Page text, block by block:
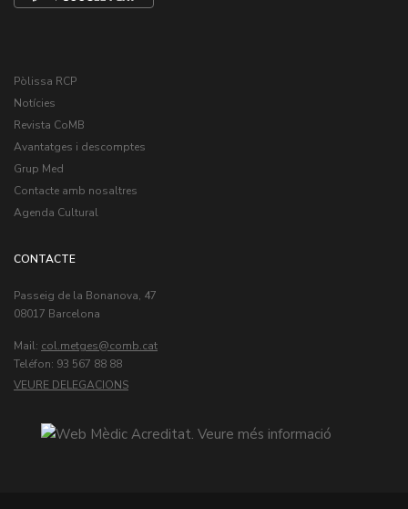
Pòlissa RCP
Notícies
Revista CoMB
Avantatges i descomptes
Grup Med
Contacte amb nosaltres
Agenda Cultural
CONTACTE
Passeig de la Bonanova, 47
08017 Barcelona
Mail: col.metges
Teléfon: 93 567 88 88
VEURE DELEGACIONS